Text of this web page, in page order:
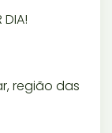
DIA!
região das